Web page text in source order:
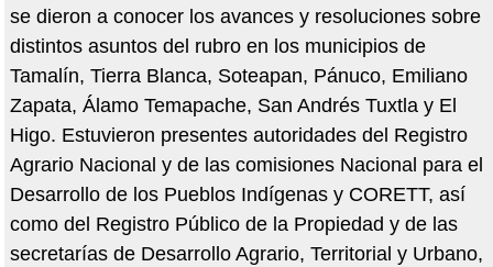
se dieron a conocer los avances y resoluciones sobre
distintos asuntos del rubro en los municipios de
Tamalín, Tierra Blanca, Soteapan, Pánuco, Emiliano
Zapata, Álamo Temapache, San Andrés Tuxtla y El
Higo. Estuvieron presentes autoridades del Registro
Agrario Nacional y de las comisiones Nacional para el
Desarrollo de los Pueblos Indígenas y CORETT, así
como del Registro Público de la Propiedad y de las
secretarías de Desarrollo Agrario, Territorial y Urbano,